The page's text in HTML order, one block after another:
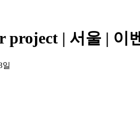
project | 서울 | 이
일